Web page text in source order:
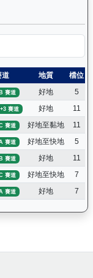
）— 昔日賽果及分
道 地質 檔位
賽道 好地 5
賽道 好地 11
賽道 好地至黏地 11
賽道 好地至快地 5
賽道 好地 11
賽道 好地至快地 7
賽道 好地 7